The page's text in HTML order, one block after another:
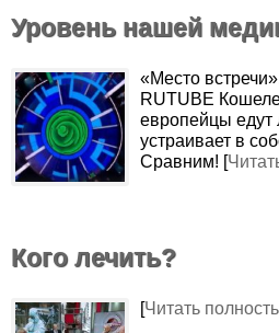
Уровень нашей
«Место
RUTUBE
европейцы едут
устраивает в
Сравним! [
Кого лечить?
[Читать